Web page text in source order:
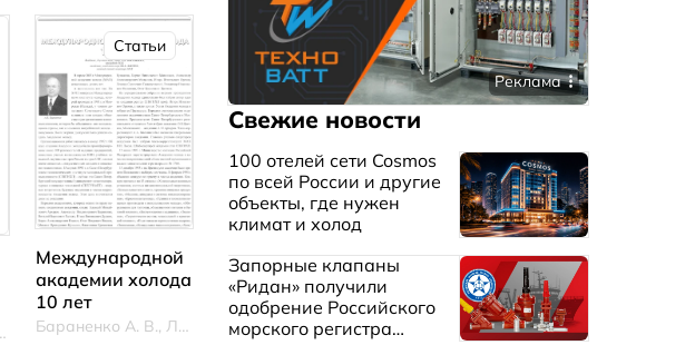
ротационных
холодильных
компрессорах
Никишин М. Ю.
Статьи
Международной
академии холода
10 лет
Бараненко А. В., Лаптев Ю. А.
Реклама
Свежие новости
100 отелей сети Cosmos
по всей России и другие
объекты, где нужен
климат и холод
Запорные клапаны
«Ридан» получили
одобрение Российского
морского регистра